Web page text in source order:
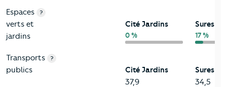
Espaces
verts et
jardins
?
Cité Jardins
0 %
Suresnes
17 %
Transports
publics
?
Cité Jardins
37,9
Suresnes
34,5